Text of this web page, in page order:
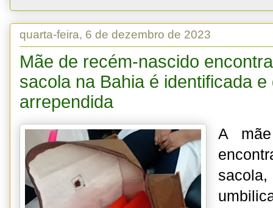
quarta-feira, 6 de dezembro de 2023
Mãe de recém-nascido
sacola na Bahia é identificada e
arrependida
A